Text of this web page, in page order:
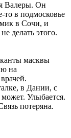
Валеры. Он
то в подмосковье
в Сочи, и
делать этого.
масквы
на
в Дании, с
Улыбается.
потеряна.